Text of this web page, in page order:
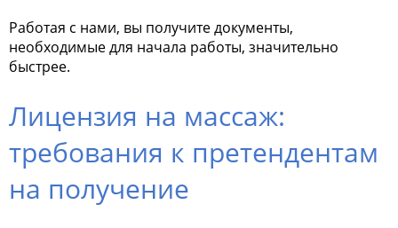
Работая с нами, вы получите документы,
необходимые для начала работы, значительно
быстрее.
Лицензия на массаж:
требования к претендентам
на получение